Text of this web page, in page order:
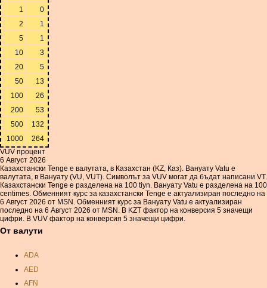
1
0
2
1
5
1
10
3
20
5
50
13
100
26
200
53
500
132
1000
264
VUV процент
6 Август 2026
Казахстански Tenge е валутата, в Казахстан (KZ, Каз). Вануату Vatu е
валутата, в Вануату (VU, VUT). Символът за VUV могат да бъдат написани VT.
Казахстански Tenge е разделена на 100 tiyn. Вануату Vatu е разделена на 100
centimes. Обменният курс за казахстански Tenge е актуализиран последно на
6 Август 2026 от MSN. Обменният курс за Вануату Vatu е актуализиран
последно на 6 Август 2026 от MSN. В KZT фактор на конверсия 5 значещи
цифри. В VUV фактор на конверсия 5 значещи цифри.
От валути
ADA
AED
AFN